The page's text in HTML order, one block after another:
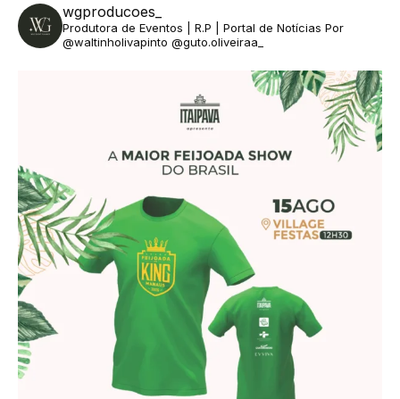
wgproducoes_
Produtora de Eventos | R.P | Portal de Notícias Por
@waltinholivapinto @guto.oliveiraa_